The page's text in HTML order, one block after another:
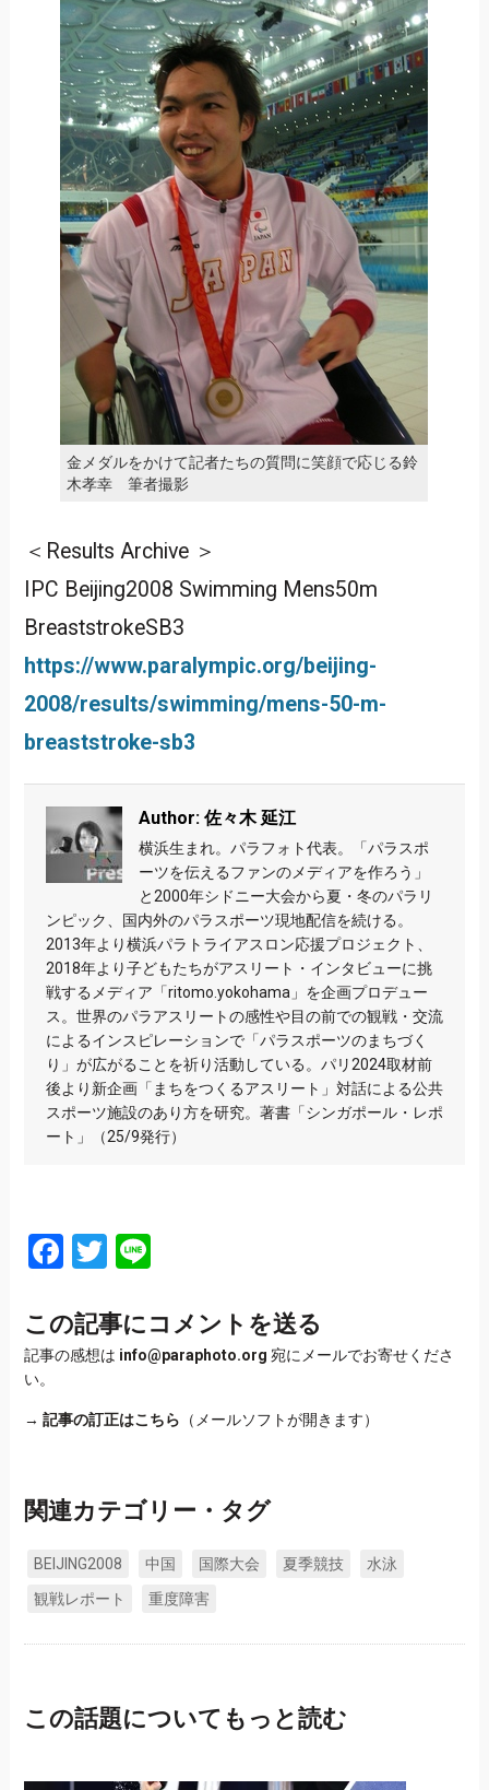
金メダルをかけて記者たちの質問に笑顔で応じる鈴
木孝幸 筆者撮影
＜Results Archive ＞
IPC Beijing2008 Swimming Mens50m
BreaststrokeSB3
https://www.paralympic.org/beijing-
2008/results/swimming/mens-50-m-
breaststroke-sb3
Author: 佐々木 延江
横浜生まれ。パラフォト代表。「パラスポ
ーツを伝えるファンのメディアを作ろう」
と2000年シドニー大会から夏・冬のパラリ
ンピック、国内外のパラスポーツ現地配信を続ける。
2013年より横浜パラトライアスロン応援プロジェクト、
2018年より子どもたちがアスリート・インタビューに挑
戦するメディア「ritomo.yokohama」を企画プロデュー
ス。世界のパラアスリートの感性や目の前での観戦・交流
によるインスピレーションで「パラスポーツのまちづく
り」が広がることを祈り活動している。パリ2024取材前
後より新企画「まちをつくるアスリート」対話による公共
スポーツ施設のあり方を研究。著書「シンガポール・レポ
ート」（25/9発行）
Facebook
Twitter
この記事にコメントを送る
記事の感想は info@paraphoto.org 宛にメールでお寄せくださ
い。
→ 記事の訂正はこちら （メールソフトが開きます）
関連カテゴリー・タグ
BEIJING2008 中国 国際大会 夏季競技
水泳
観戦レポート
重度障害
この話題についてもっと読む